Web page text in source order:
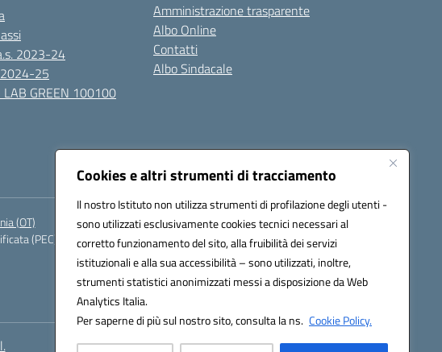
Cookies e altri strumenti di tracciamento
Il nostro Istituto non utilizza strumenti di profilazione degli utenti -
sono utilizzati esclusivamente cookies tecnici necessari al
corretto funzionamento del sito, alla fruibilità dei servizi
istituzionali e alla sua accessibilità – sono utilizzati, inoltre,
strumenti statistici anonimizzati messi a disposizione da Web
Analytics Italia.
Per saperne di più sul nostro sito, consulta la ns. Cookie Policy.
2023-24
2024-25
LAB GREEN 100100
Amministrazione trasparente
Albo Online
Contatti
Albo Sindacale
(OT)
(PEC):
sssl030007@pec.istruzione.it